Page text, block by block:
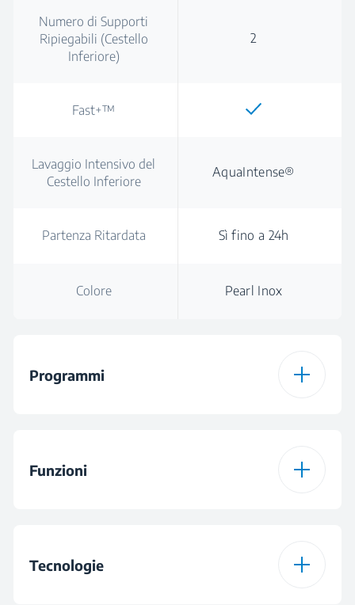
Numero di Supporti
Ripiegabili (Cestello
Inferiore)
2
Fast+™
Lavaggio Intensivo del
Cestello Inferiore
AquaIntense®
Partenza Ritardata Sì fino a 24h
Colore Pearl Inox
Programmi
Programma 2
Programma Intensive
Funzioni
Tecnologie